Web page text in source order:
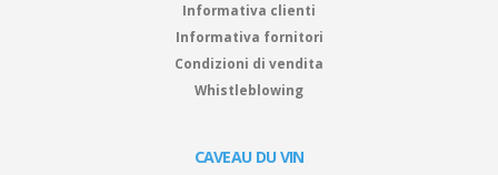
Informativa clienti
Informativa fornitori
Condizioni di vendita
Whistleblowing
CAVEAU DU VIN